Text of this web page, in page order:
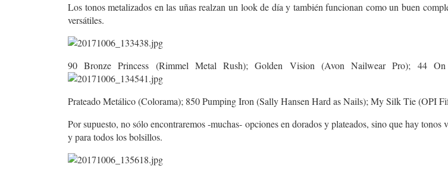
Los tonos metalizados en las uñas realzan un look de día y también funcionan como un buen
versátiles.
90 Bronze Princess (Rimmel Metal Rush); Golden Vision (Avon Nailwear Pro); 44
Prateado Metálico (Colorama); 850 Pumping Iron (Sally Hansen Hard as Nails); My Silk Tie (OPI
Por supuesto, no sólo encontraremos -muchas- opciones en dorados y plateados, sino que hay
y para todos los bolsillos.